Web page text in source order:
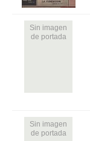
Sin imagen
de portada
Sin imagen
de portada